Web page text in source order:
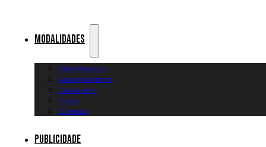
Modalidades
Artes Marciais
Automobilismo
Canoagem
Futsal
Diversos
Publicidade